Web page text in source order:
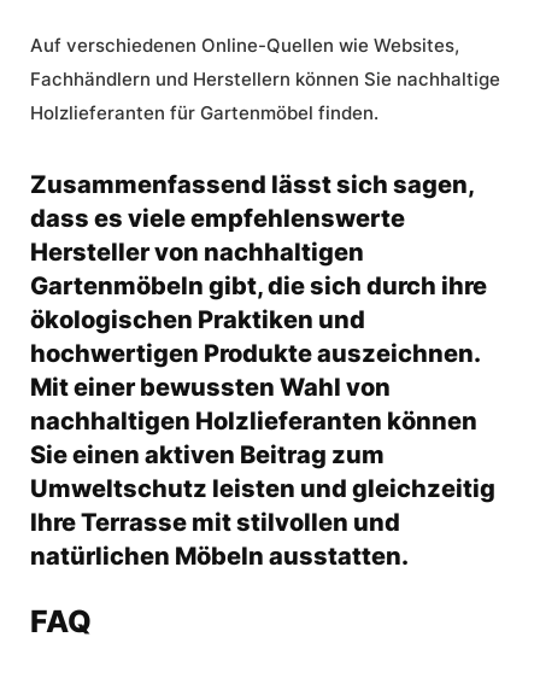
Auf verschiedenen Online-Quellen wie Websites,
Fachhändlern und Herstellern können Sie nachhaltige
Holzlieferanten für Gartenmöbel finden.
Zusammenfassend lässt sich sagen,
dass es viele empfehlenswerte
Hersteller von nachhaltigen
Gartenmöbeln gibt, die sich durch ihre
ökologischen Praktiken und
hochwertigen Produkte auszeichnen.
Mit einer bewussten Wahl von
nachhaltigen Holzlieferanten können
Sie einen aktiven Beitrag zum
Umweltschutz leisten und gleichzeitig
Ihre Terrasse mit stilvollen und
natürlichen Möbeln ausstatten.
FAQ